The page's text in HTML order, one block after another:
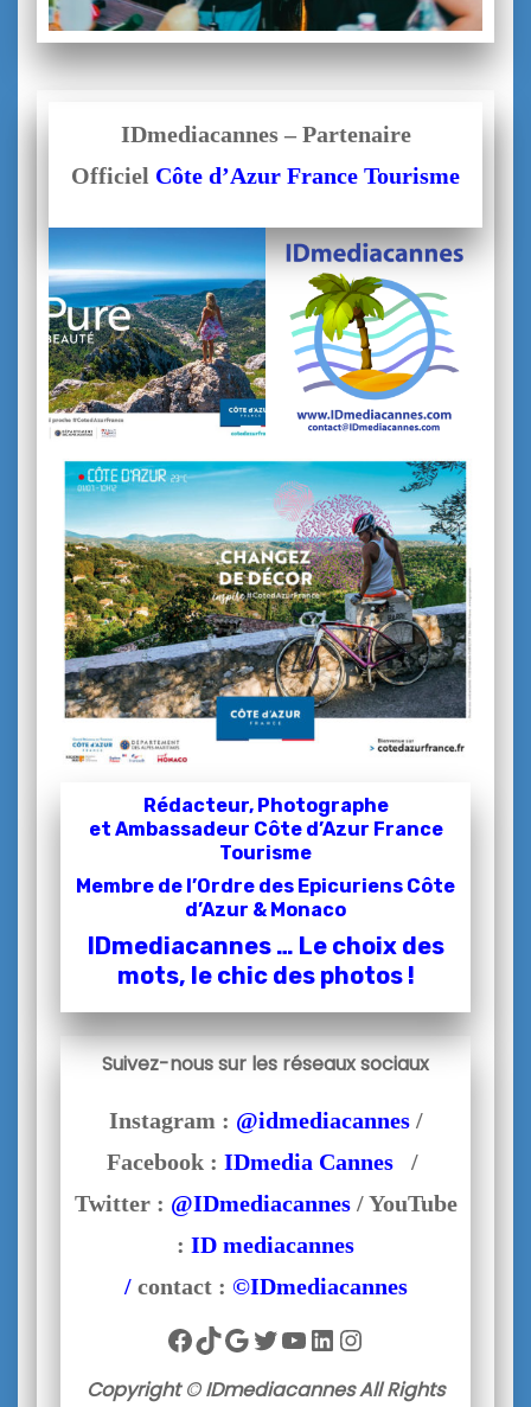
IDmediacannes – Partenaire
Officiel Côte d’Azur France Tourisme
Rédacteur, Photographe
et Ambassadeur Côte d’Azur France
Tourisme
Membre de l’Ordre des Epicuriens Côte
d’Azur & Monaco
IDmediacannes … Le choix des
mots, le chic des photos !
Suivez-nous sur les réseaux sociaux
Instagram : @idmediacannes/
Facebook : IDmedia Cannes /
Twitter : @IDmediacannes/ YouTube
: ID mediacannes
/ contact : ©IDmediacannes
Facebook
TikTok
Google
Twitter
YouTube
LinkedIn
Instagram
Copyright © IDmediacannes All Rights